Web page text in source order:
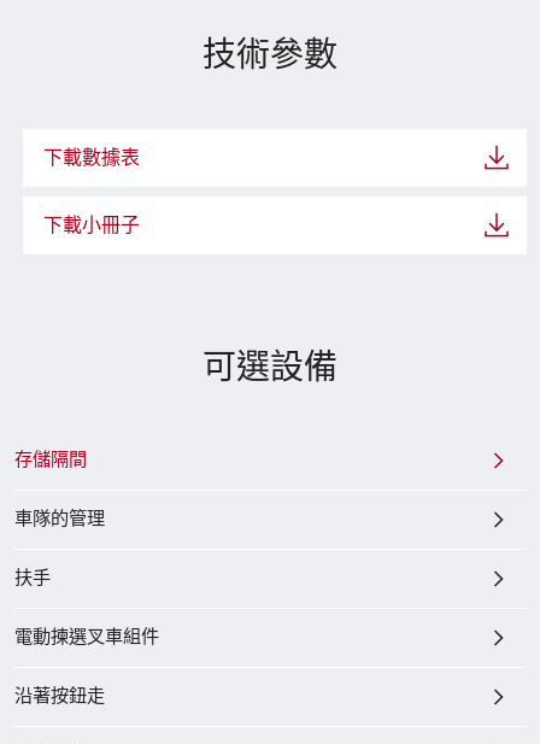
技術參數
下載數據表
下載小冊子
可選設備
存儲隔間
車隊的管理
扶手
電動揀選叉車組件
沿著按鈕走